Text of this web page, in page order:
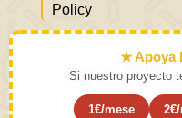
Policy
★ Apoya
Si nuestro proyecto
1€/mese